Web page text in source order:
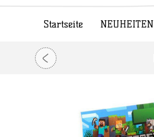
Startseite NEUHEITEN